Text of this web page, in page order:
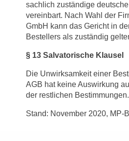
sachlich zuständige
vereinbart. Nach Wahl der
GmbH kann das Gericht in
Bestellers als zuständig
§ 13 Salvatorische Klausel
Die Unwirksamkeit einer
AGB hat keine Auswirkung
der restlichen Bestimmungen.
Stand: November 2020, MP-